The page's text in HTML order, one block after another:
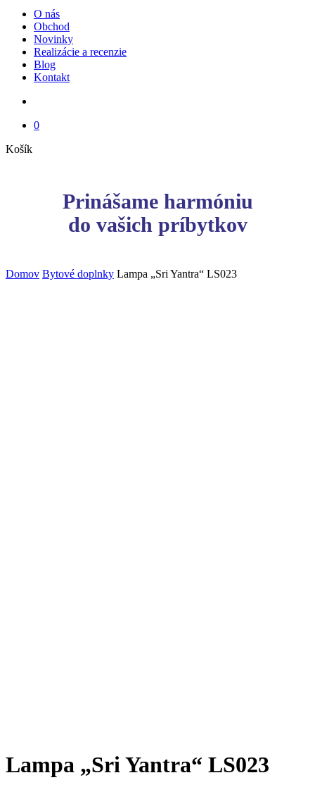
O nás
Obchod
Novinky
Realizácie a recenzie
Blog
Kontakt
0
KošíkClose
Prinášame harmóniu
do vašich príbytkov
Domov Bytové doplnky Lampa „Sri Yantra“ LS023
Lampa „Sri Yantra“ LS023